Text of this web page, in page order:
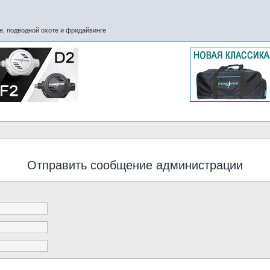
подводной охоте и фридайвинге
Отправить сообщение администрации